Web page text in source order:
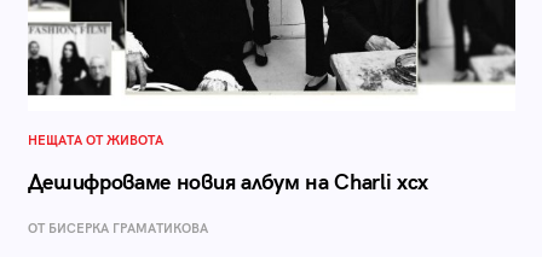
НЕЩАТА ОТ ЖИВОТА
Дешифроваме новия албум на Charli xcx
ОТ БИСЕРКА ГРАМАТИКОВА